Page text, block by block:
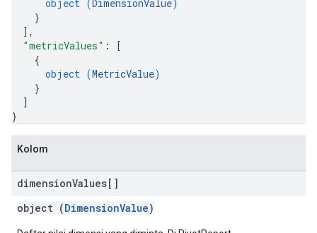
object (DimensionValue)
}
] ,
"metricValues" :
[
{
object (MetricValue)
}
]
}
Kolom
dimensionValues[]
object (DimensionValue)